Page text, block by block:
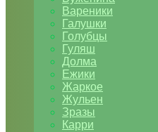
Вареники
Галушки
Голубцы
Гуляш
Долма
Ежики
Жаркое
Жульен
Зразы
Карри